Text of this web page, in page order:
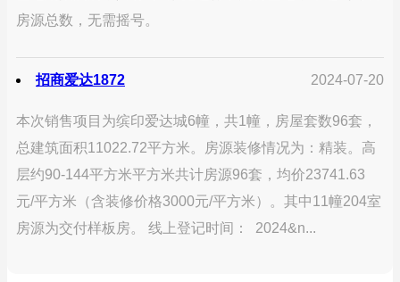
房源总数，无需摇号。
招商爱达1872 2024-07-20
本次销售项目为缤印爱达城6幢，共1幢，房屋套数96套，
总建筑面积11022.72平方米。房源装修情况为：精装。高
层约90-144平方米平方米共计房源96套，均价23741.63
元/平方米（含装修价格3000元/平方米）。其中11幢204室
房源为交付样板房。 线上登记时间： 2024&n...